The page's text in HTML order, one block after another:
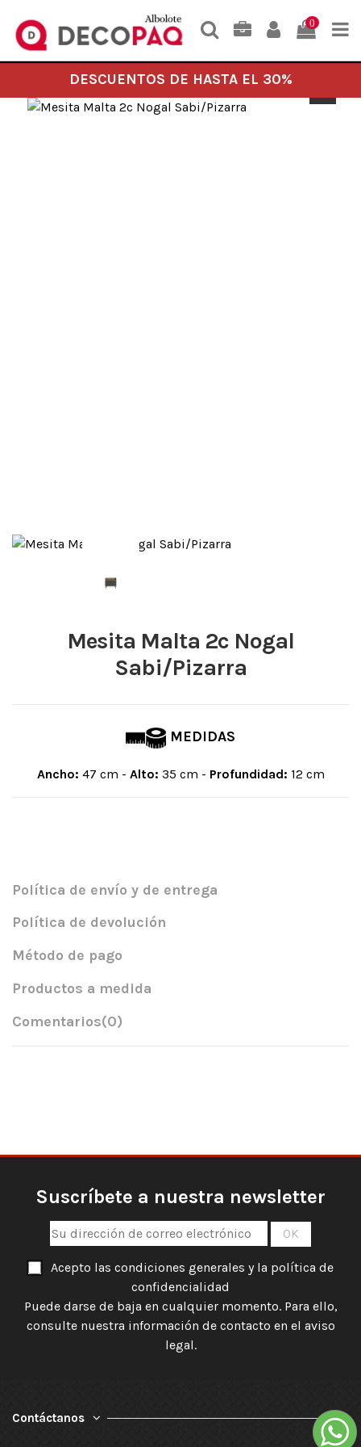
0
DESCUENTOS DE HASTA EL 30%
Mesita Malta 2c Nogal
Sabi/Pizarra
MEDIDAS
Ancho: 47 cm - Alto: 35 cm - Profundidad: 12 cm
Política de envío y de entrega
Política de devolución
Método de pago
Productos a medida
Comentarios(0)
Suscríbete a nuestra newsletter
Acepto las condiciones generales y la política de
confidencialidad
Puede darse de baja en cualquier momento. Para ello,
consulte nuestra información de contacto en el aviso
legal.
Contáctanos